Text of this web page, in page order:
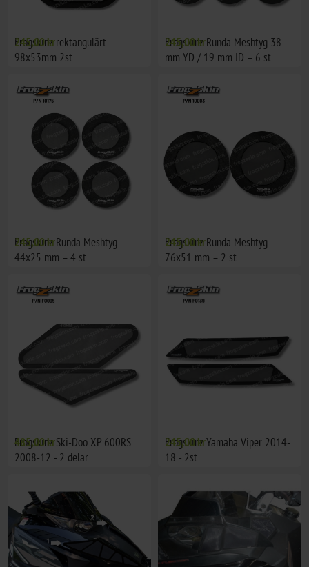
Frogskinz rektangulärt
98x53mm 2st
245,00 kr
Frogskinz Runda Meshtyg 38
mm YD / 19 mm ID – 6 st
245,00 kr
Frogskinz Runda Meshtyg
44x25 mm – 4 st
245,00 kr
Frogskinz Runda Meshtyg
76x51 mm – 2 st
245,00 kr
Frogskinz Ski-Doo XP 600RS
2008-12 - 2 delar
485,00 kr
Frogskinz Yamaha Viper 2014-
18 - 2st
245,00 kr